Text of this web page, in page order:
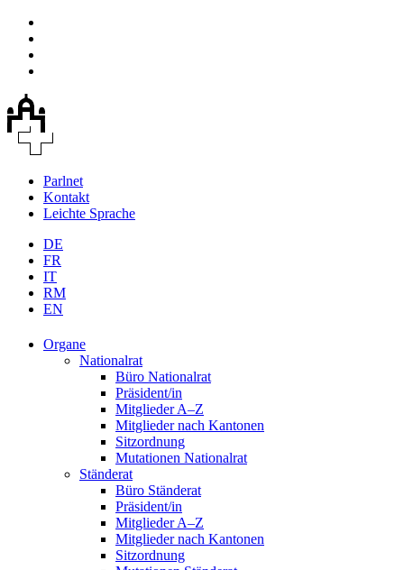
Parlnet
Kontakt
Leichte Sprache
DE
FR
IT
RM
EN
Organe
Nationalrat
Büro Nationalrat
Präsident/in
Mitglieder A–Z
Mitglieder nach Kantonen
Sitzordnung
Mutationen Nationalrat
Ständerat
Büro Ständerat
Präsident/in
Mitglieder A–Z
Mitglieder nach Kantonen
Sitzordnung